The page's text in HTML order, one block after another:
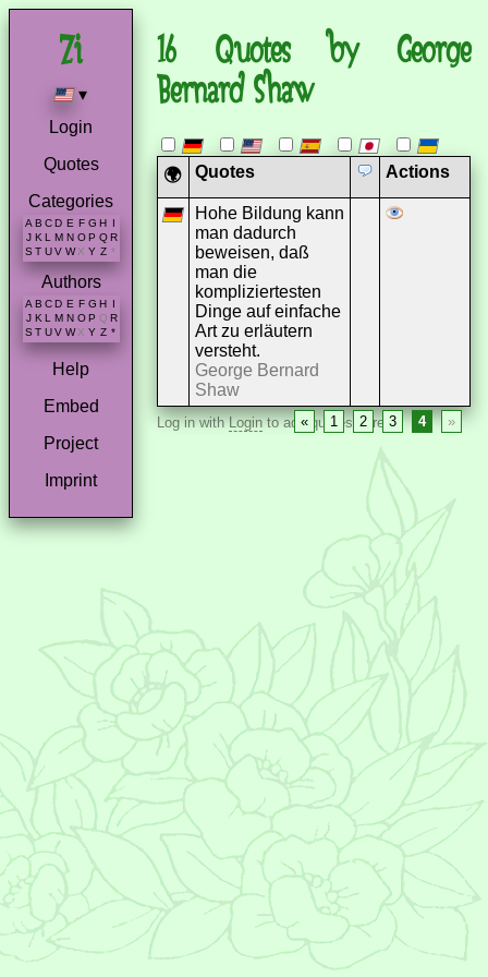
▾
Login
Quotes
Categories
A B C D E F G H I
J K L M N O P Q R
S T U V W X Y Z *
Authors
A B C D E F G H
J K L M N O P Q R
S T U V W X Y Z *
Help
Embed
Project
Imprint
16 Quotes by George
Bernard Shaw
🌍 Quotes Actions
Hohe Bildung kann
man dadurch
beweisen, daß
man die
kompliziertesten
Dinge auf einfache
Art zu erläutern
versteht.
George Bernard
Shaw
« 1 2 3 4 »
Log in withLoginto add quotes here.